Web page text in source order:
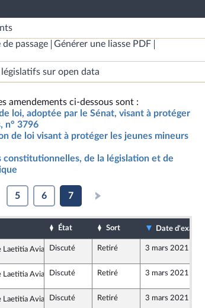
passage
Générer une liasse PDF
sur open data
amendements ci-dessous sont :
loi, adoptée par le Sénat, visant à protéger
n° 3796
de loi visant à protéger les jeunes mineurs
constitutionnelles, de la législation et de
5 6 7
État Sort Date d'examen
n°CL76
en Marche
Laetitia Avia Discuté Retiré 3 mars 2021
n°CL76
en Marche
Laetitia Avia Discuté Retiré 3 mars 2021
n°CL76
en Marche
Laetitia Avia Discuté Retiré 3 mars 2021